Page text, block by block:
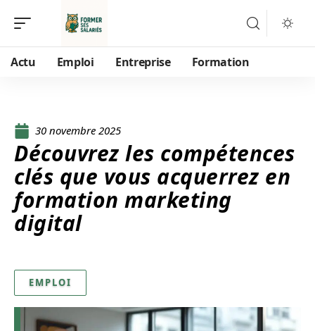
Actu Emploi Entreprise Formation
30 novembre 2025
Découvrez les compétences
clés que vous acquerrez en
formation marketing
digital
EMPLOI